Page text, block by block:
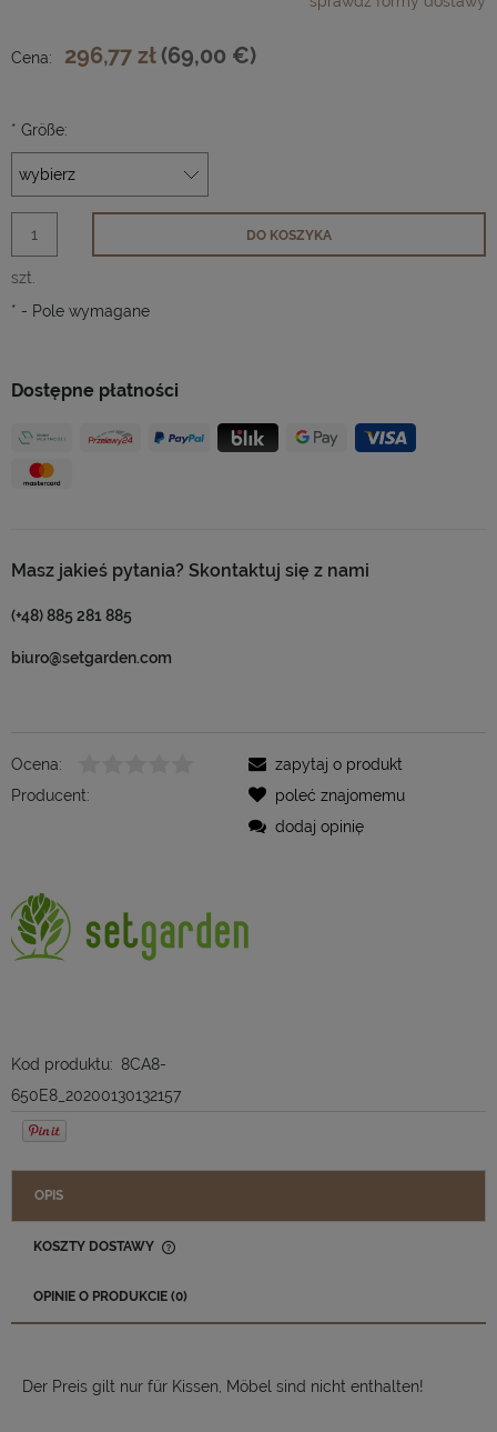
Dostępne płatności
Masz jakieś pytania? Skontaktuj się z nami
(+48) 885 281 885
biuro@setgarden.com
Cena: 296,77 zł (69,00 €)
* Größe:
szt.
DO KOSZYKA
* - Pole wymagane
Ocena:
Producent:
Kod produktu: 8CA8-
650E8_20200130132157
zapytaj o produkt
poleć znajomemu
dodaj opinię
OPIS
KOSZTY DOSTAWY
OPINIE O PRODUKCIE (0)
Der Preis gilt nur für Kissen, Möbel sind nicht enthalten!